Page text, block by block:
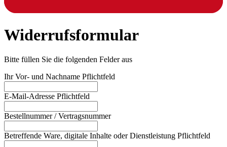
Widerrufsformular
Bitte füllen Sie die folgenden Felder aus
Ihr Vor- und Nachname Pflichtfeld
E-Mail-Adresse Pflichtfeld
Bestellnummer / Vertragsnummer
Betreffende Ware, digitale Inhalte oder Dienstleistung Pflichtfeld